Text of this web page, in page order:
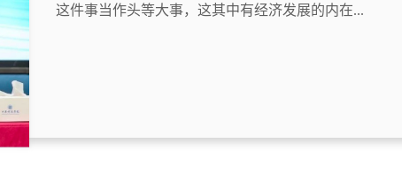
这件事当作头等大事，这其中有经济发展的内在...